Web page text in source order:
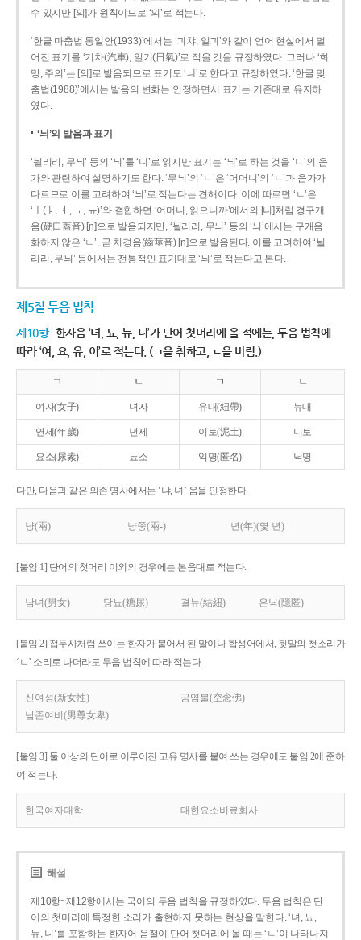
수 있지만 [의]가 원칙이므로 ‘의’로 적는다.
‘한글 마춤법 통일안(1933)’에서는 ‘긔챠, 일긔’와 같이 언어 현실에서 멀
어진 표기를 ‘기차(汽車), 일기(日氣)’로 적을 것을 규정하였다. 그러나 ‘희
망, 주의’는 [의]로 발음되므로 표기도 ‘ㅢ’로 한다고 규정하였다. ‘한글 맞
춤법(1988)’에서는 발음의 변화는 인정하면서 표기는 기존대로 유지하
였다.
‘늬’의 발음과 표기
‘늴리리, 무늬’ 등의 ‘늬’를 ‘니’로 읽지만 표기는 ‘늬’로 하는 것을 ‘ㄴ’의 음
가와 관련하여 설명하기도 한다. ‘무늬’의 ‘ㄴ’은 ‘어머니’의 ‘ㄴ’과 음가가
다르므로 이를 고려하여 ‘늬’로 적는다는 견해이다. 이에 따르면 ‘ㄴ’은
‘ㅣ(ㅑ, ㅕ, ㅛ, ㅠ)’와 결합하면 ‘어머니, 읽으니까’에서의 [니]처럼 경구개
음(硬口蓋音) [ɲ]으로 발음되지만, ‘늴리리, 무늬’ 등의 ‘늬’에서는 구개음
화하지 않은 ‘ㄴ’, 곧 치경음(齒莖音) [n]으로 발음된다. 이를 고려하여 ‘늴
리리, 무늬’ 등에서는 전통적인 표기대로 ‘늬’로 적는다고 본다.
제5절 두음 법칙
제10항 한자음 ‘녀, 뇨, 뉴, 니’가 단어 첫머리에 올 적에는, 두음 법칙에
따라 ‘여, 요, 유, 이’로 적는다. (ㄱ을 취하고, ㄴ을 버림.)
ㄱ ㄴ ㄱ ㄴ
여자(女子) 녀자 유대(紐帶) 뉴대
연세(年歲) 년세 이토(泥土) 니토
요소(尿素) 뇨소 익명(匿名) 닉명
다만, 다음과 같은 의존 명사에서는 ‘냐, 녀’ 음을 인정한다.
냥(兩) 냥쭝(兩-) 년(年)(몇 년)
[붙임 1] 단어의 첫머리 이외의 경우에는 본음대로 적는다.
남녀(男女) 당뇨(糖尿) 결뉴(結紐) 은닉(隱匿)
[붙임 2] 접두사처럼 쓰이는 한자가 붙어서 된 말이나 합성어에서, 뒷말의 첫소리가
‘ㄴ’ 소리로 나더라도 두음 법칙에 따라 적는다.
신여성(新女性)
공염불(空念佛)
남존여비(男尊女卑)
[붙임 3] 둘 이상의 단어로 이루어진 고유 명사를 붙여 쓰는 경우에도 붙임 2에 준하
여 적는다.
한국여자대학 대한요소비료회사
해설
제10항~제12항에서는 국어의 두음 법칙을 규정하였다. 두음 법칙은 단
어의 첫머리에 특정한 소리가 출현하지 못하는 현상을 말한다. ‘녀, 뇨,
뉴, 니’를 포함하는 한자어 음절이 단어 첫머리에 올 때는 ‘ㄴ’이 나타나지